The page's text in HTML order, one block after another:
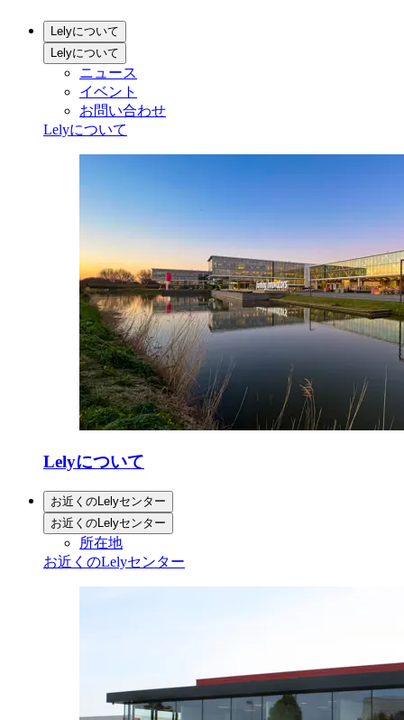
Lelyについて
Lelyについて
ニュース
イベント
お問い合わせ
Lelyについて
Lelyについて
お近くのLelyセンター
お近くのLelyセンター
所在地
お近くのLelyセンター